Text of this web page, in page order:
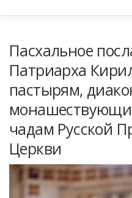
РАСПИСАНИЕ
ПРИНИМАЕМ
ИЗРЕЧЕНИЯ СВЯТЫХ
Пасхальное
Патриарха
пастырям,
чадам Русской
Церкви